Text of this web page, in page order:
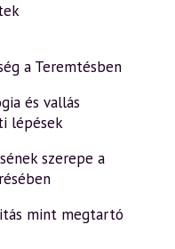
a Teremtésben
és vallás
lépések
szerepe a
mint megtartó